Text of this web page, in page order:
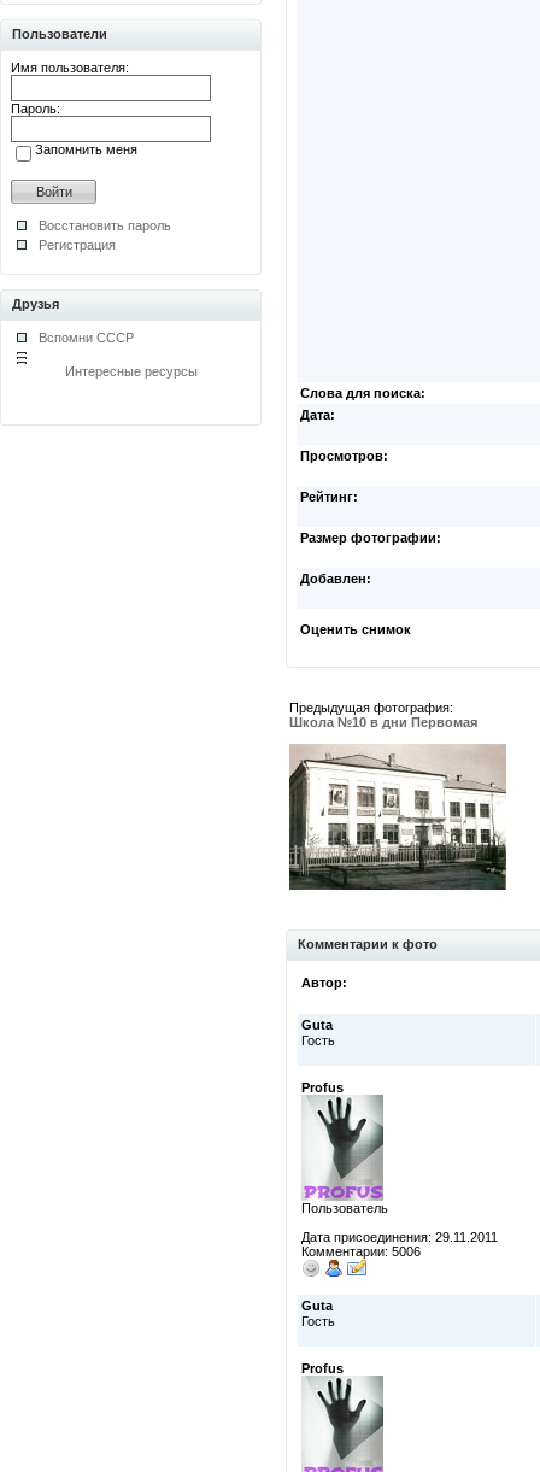
Пользователи
Имя пользователя:
Пароль:
Запомнить меня
Восстановить пароль
Регистрация
Друзья
Вспомни СССР
Интересные ресурсы
Слова для поиска:
Дата:
Просмотров:
Рейтинг:
Размер фотографии:
Добавлен:
Оценить снимок
Предыдущая фотография:
Школа №10 в дни Первомая
Комментарии к фото
Автор:
Guta
Гость
Profus
Пользователь
Дата присоединения: 29.11.2011
Комментарии: 5006
Guta
Гость
Profus